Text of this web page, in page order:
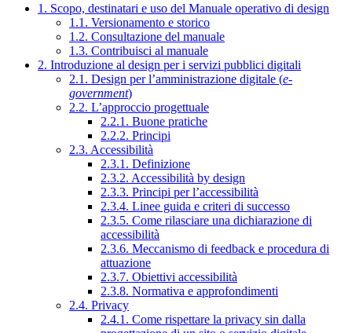
1. Scopo, destinatari e uso del Manuale operativo di design
1.1. Versionamento e storico
1.2. Consultazione del manuale
1.3. Contribuisci al manuale
2. Introduzione al design per i servizi pubblici digitali
2.1. Design per l’amministrazione digitale (e-
government)
2.2. L’approccio progettuale
2.2.1. Buone pratiche
2.2.2. Principi
2.3. Accessibilità
2.3.1. Definizione
2.3.2. Accessibilità by design
2.3.3. Principi per l’accessibilità
2.3.4. Linee guida e criteri di successo
2.3.5. Come rilasciare una dichiarazione di
accessibilità
2.3.6. Meccanismo di feedback e procedura di
attuazione
2.3.7. Obiettivi accessibilità
2.3.8. Normativa e approfondimenti
2.4. Privacy
2.4.1. Come rispettare la privacy sin dalla